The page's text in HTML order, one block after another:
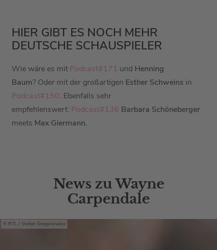
HIER GIBT ES NOCH MEHR
DEUTSCHE SCHAUSPIELER
Wie wäre es mit Podcast#171 und Henning
Baum? Oder mit der großartigen Esther Schweins in
Podcast#150. Ebenfalls sehr
empfehlenswert: Podcast#136 Barbara Schöneberger
meets Max Giermann.
News zu Wayne
Carpendale
RTL / Stefan Gregorowius